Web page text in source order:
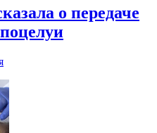
о передаче